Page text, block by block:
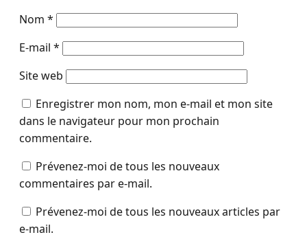
Nom *
E-mail *
Site web
Enregistrer mon nom, mon e-mail et mon site
dans le navigateur pour mon prochain
commentaire.
Prévenez-moi de tous les nouveaux
commentaires par e-mail.
Prévenez-moi de tous les nouveaux articles par
e-mail.